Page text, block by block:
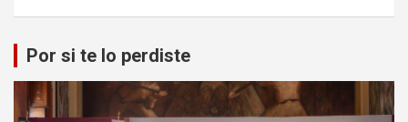
Por si te lo perdiste